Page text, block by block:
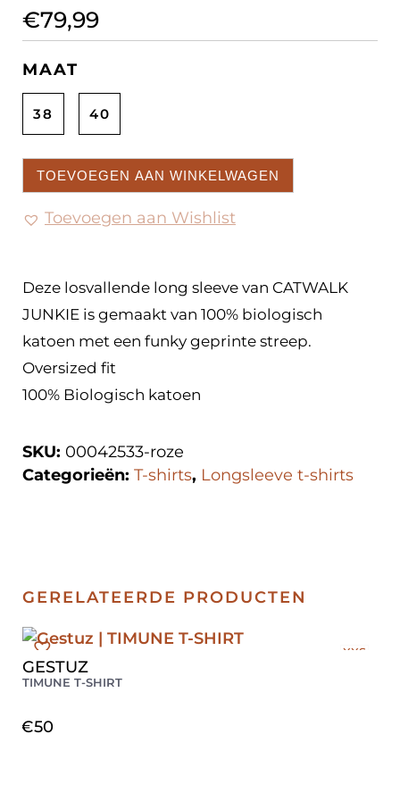
€79,99
MAAT
38 40
TOEVOEGEN AAN WINKELWAGEN
Toevoegen aan Wishlist
Deze losvallende long sleeve van CATWALK
JUNKIE is gemaakt van 100% biologisch
katoen met een funky geprinte streep.
Oversized fit
100% Biologisch katoen
SKU: 00042533-roze
Categorieën: T-shirts, Longsleeve t-shirts
GERELATEERDE PRODUCTEN
GESTUZ
TIMUNE T-SHIRT
€50
XXS